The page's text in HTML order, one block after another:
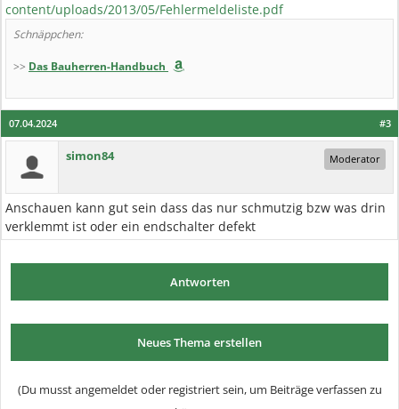
content/uploads/2013/05/Fehlermeldeliste.pdf
Schnäppchen:
>> Das Bauherren-Handbuch
#3
07.04.2024
simon84 Moderator
Anschauen kann gut sein dass das nur schmutzig bzw was drin
verklemmt ist oder ein endschalter defekt
Antworten
Neues Thema erstellen
(Du musst angemeldet oder registriert sein, um Beiträge verfassen zu